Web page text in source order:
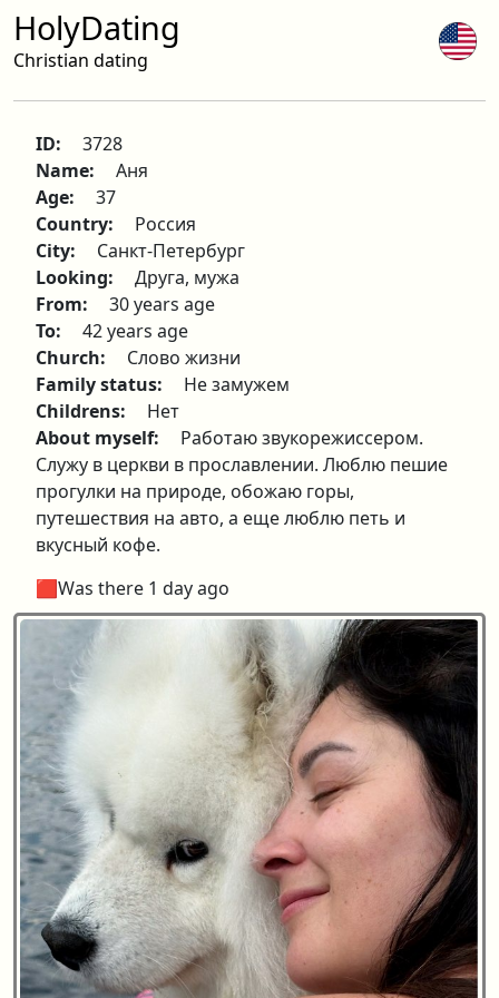
HolyDating
Christian dating
ID:
3728
Name:
Аня
Age:
37
Country:
Россия
City:
Санкт-Петербург
Looking:
Друга, мужа
From:
30 years age
To:
42 years age
Church:
Слово жизни
Family status:
Не замужем
Childrens:
Нет
About myself:
Работаю звукорежиссером.
Служу в церкви в прославлении. Люблю пешие
прогулки на природе, обожаю горы,
путешествия на авто, а еще люблю петь и
вкусный кофе.
🟥Was there 1 day ago